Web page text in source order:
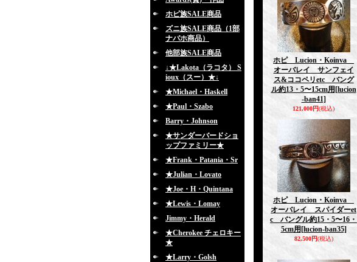
ホピ族SALE商品
ズニ族SALE商品（1部
ナバホ商品）
他部族SALE商品
↓★Lakota（ラコタ） S
ioux（スー）★↓
★Michael・Haskell
★Paul・Szabo
Barry・Johnson
★サンダーバードショ
ップファミリー★
★Frank・Patania・Sr
★Julian・Lovato
★Joe・H・Quintana
★Lewis・Lomay
Jimmy・Herald
★Cherokee チェロキー
★
★Larry・Golsh
ホピ Lucion・Koinva
オーバレイ サンフェイ
ス&ココペリetc バング
ル約13・5〜15cm用 [lucion
-ban41]
121,000円(税込)
ホピ Lucion・Koinva
オーバレイ スパイダーet
c バングル約15・5〜16・
5cm用 [lucion-ban35]
82,500円(税込)